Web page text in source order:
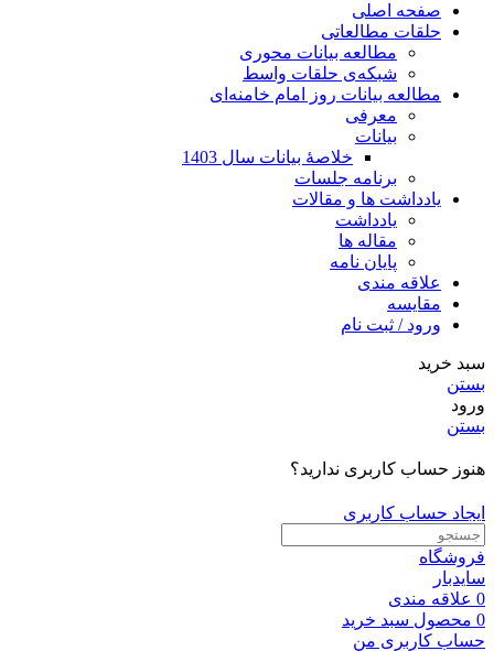
صفحه اصلی
حلقات مطالعاتی
مطالعه بیانات محوری
شبکه‌ی حلقات واسط
مطالعه بیانات روز امام خامنه‌ای
معرفی
بیانات
خلاصۀ بیانات سال 1403
برنامه جلسات
یادداشت ها و مقالات
یادداشت
مقاله ها
پایان نامه
علاقه مندی
مقایسه
ورود / ثبت نام
سبد خرید
بستن
ورود
بستن
هنوز حساب کاربری ندارید؟
ایجاد حساب کاربری
فروشگاه
سایدبار
0 علاقه مندی
0 محصول سبد خرید
حساب کاربری من